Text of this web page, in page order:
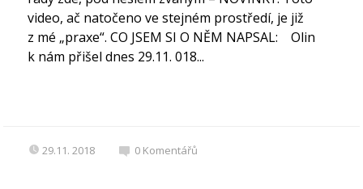
video, ač natočeno ve stejném prostředí, je již
z mé „praxe“. CO JSEM SI O NĚM NAPSAL: Olin
k nám přišel dnes 29.11. 018...
29.11. 2018 0 Komentářů